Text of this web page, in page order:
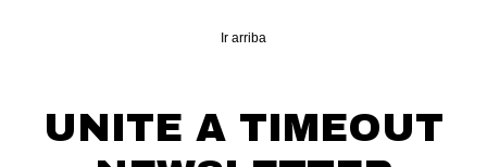
Ir arriba
UNITE A TIMEOUT